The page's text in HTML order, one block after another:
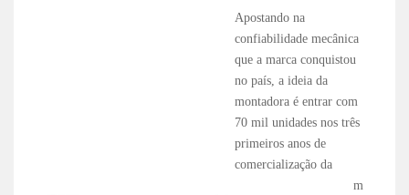
Apostando na
confiabilidade mecânica
que a marca conquistou
no país, a ideia da
montadora é entrar com
70 mil unidades nos três
primeiros anos de
comercialização da
m